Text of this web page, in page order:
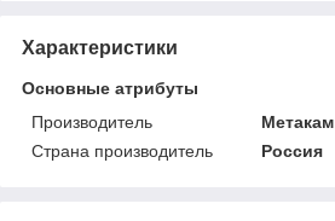
Характеристики
Основные атрибуты
Производитель
Метакам
Страна производитель
Россия